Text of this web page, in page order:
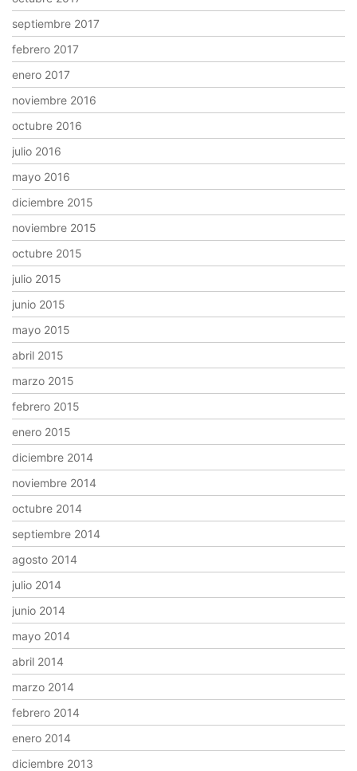
septiembre 2017
febrero 2017
enero 2017
noviembre 2016
octubre 2016
julio 2016
mayo 2016
diciembre 2015
noviembre 2015
octubre 2015
julio 2015
junio 2015
mayo 2015
abril 2015
marzo 2015
febrero 2015
enero 2015
diciembre 2014
noviembre 2014
octubre 2014
septiembre 2014
agosto 2014
julio 2014
junio 2014
mayo 2014
abril 2014
marzo 2014
febrero 2014
enero 2014
diciembre 2013